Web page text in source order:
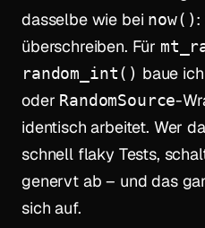
dasselbe wie bei now():
überschreiben. Für
random_int() baue
oder RandomSource-
identisch arbeitet. Wer
schnell flaky Tests,
genervt ab – und das
sich auf.